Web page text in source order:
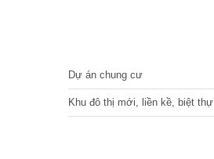
Dự án chung cư
Khu đô thị mới, liền kề, biệt thự